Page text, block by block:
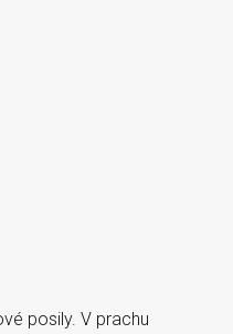
posily. V prachu